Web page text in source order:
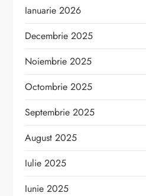
Ianuarie 2026
Decembrie 2025
Noiembrie 2025
Octombrie 2025
Septembrie 2025
August 2025
Iulie 2025
Iunie 2025